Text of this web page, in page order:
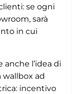
se ogni
sarà
in cui
l’idea di
ad
incentivo